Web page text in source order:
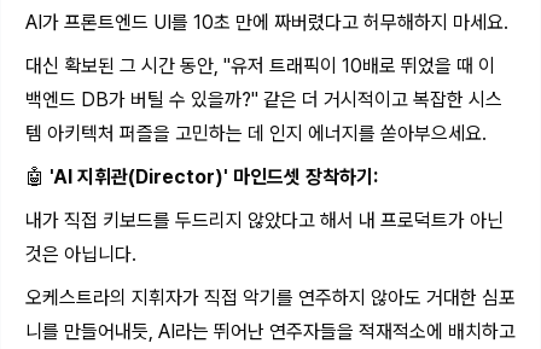
AI가 프론트엔드 UI를 10초 만에 짜버렸다고 허무해하지 마세요.
대신 확보된 그 시간 동안, "유저 트래픽이 10배로 뛰었을 때 이
백엔드 DB가 버틸 수 있을까?" 같은 더 거시적이고 복잡한 시스
템 아키텍처 퍼즐을 고민하는 데 인지 에너지를 쏟아부으세요.
🤖 'AI 지휘관(Director)' 마인드셋 장착하기:
내가 직접 키보드를 두드리지 않았다고 해서 내 프로덕트가 아닌
것은 아닙니다.
오케스트라의 지휘자가 직접 악기를 연주하지 않아도 거대한 심포
니를 만들어내듯, AI라는 뛰어난 연주자들을 적재적소에 배치하고